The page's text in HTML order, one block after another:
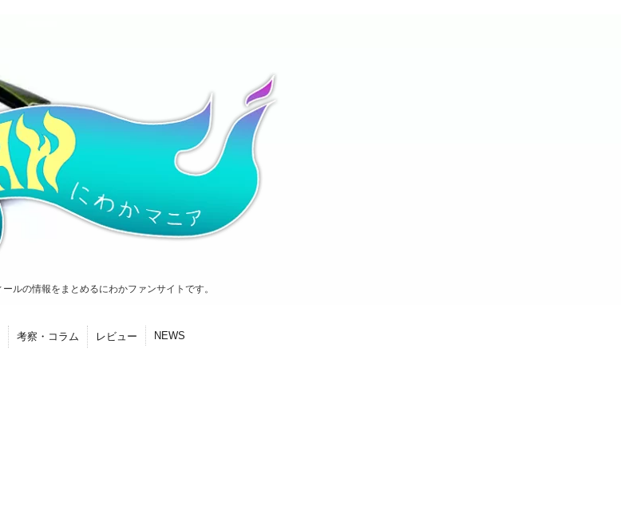
ルの情報をまとめるにわかファンサイトです。
考察・コラム レビュー NEWS